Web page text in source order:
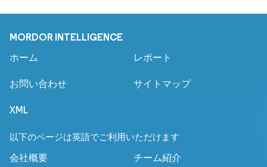
MORDOR INTELLIGENCE
ホーム レポート
お問い合わせ サイトマップ
XML
以下のページは英語でご利用いただけます
会社概要 チーム紹介